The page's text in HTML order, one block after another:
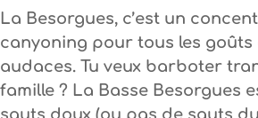
La Besorgues, c’est un
canyoning pour tous les goûts
audaces. Tu veux barboter
famille ? La Basse Besorgues
sauts doux (ou pas de sauts